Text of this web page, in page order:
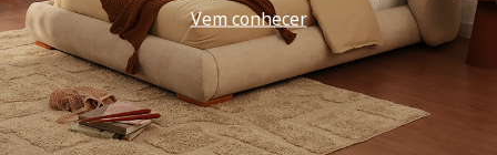
Vem conhecer